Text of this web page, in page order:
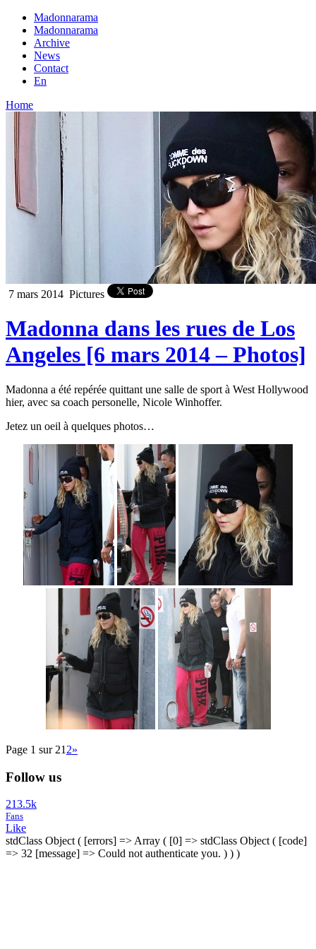
Madonnarama
Madonnarama
Archive
News
Contact
En
Home
7 mars 2014 Pictures
Madonna dans les rues de Los
Angeles [6 mars 2014 – Photos]
Madonna a été repérée quittant une salle de sport à West Hollywood
hier, avec sa coach personelle, Nicole Winhoffer.
Jetez un oeil à quelques photos…
Page 1 sur 21 2»
Follow us
213.5k
Fans
Like
stdClass Object ( [errors] => Array ( [0] => stdClass Object ( [code]
=> 32 [message] => Could not authenticate you. ) ) )